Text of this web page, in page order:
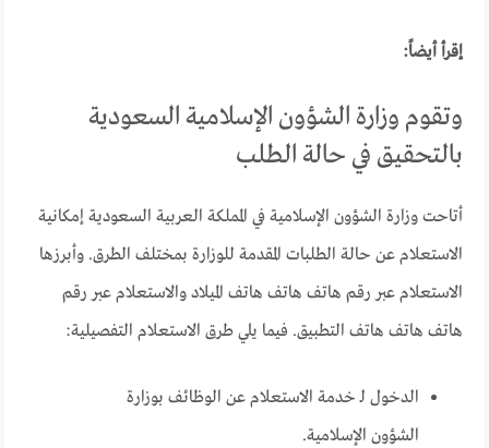
إقرأ أيضاً:
وتقوم وزارة الشؤون الإسلامية السعودية
بالتحقيق في حالة الطلب
أتاحت وزارة الشؤون الإسلامية في المملكة العربية السعودية إمكانية
الاستعلام عن حالة الطلبات المقدمة للوزارة بمختلف الطرق. وأبرزها
الاستعلام عبر رقم هاتف هاتف هاتف الميلاد والاستعلام عبر رقم
هاتف هاتف هاتف التطبيق. فيما يلي طرق الاستعلام التفصيلية:
الدخول لـ خدمة الاستعلام عن الوظائف بوزارة
الشؤون الإسلامية.